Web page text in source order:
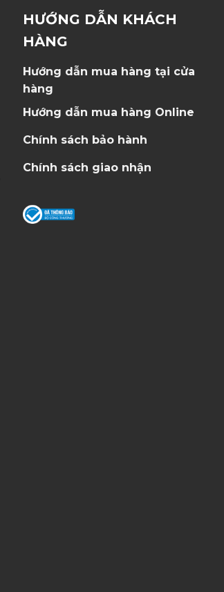
HƯỚNG DẪN KHÁCH
HÀNG
Hướng dẫn mua hàng tại cửa
hàng
Hướng dẫn mua hàng Online
Chính sách bảo hành
Chính sách giao nhận